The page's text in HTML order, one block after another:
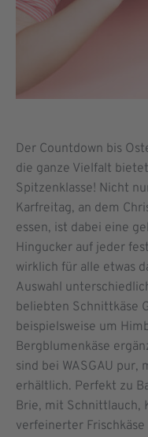
Der Countdown bis
die ganze Vielfalt
Spitzenklasse! Nicht
Karfreitag, an dem
essen, ist dabei eine
Hingucker auf jeder
wirklich für alle etwas
Auswahl
beliebten Schnittkäse
beispielsweise um
Bergblumenkäse
sind bei WASGAU pur,
erhältlich. Perfekt zu
Brie, mit Schnittlauch,
verfeinerter